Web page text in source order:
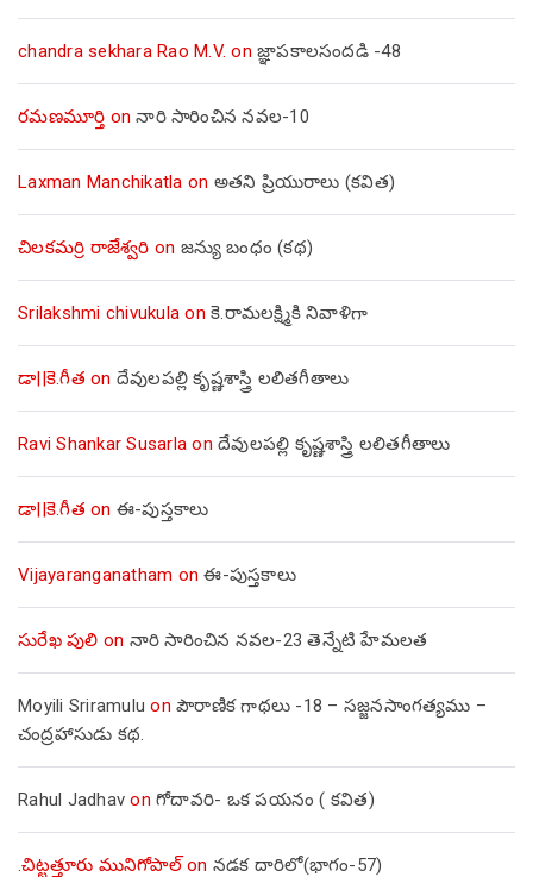
chandra sekhara Rao M.V. on జ్ఞాపకాలసందడి -48
రమణమూర్తి onనారి సారించిన నవల-10
Laxman Manchikatla on అతని ప్రియురాలు (కవిత)
చిలకమర్రి రాజేశ్వరి on జన్యు బంధం (కథ)
Srilakshmi chivukula on కె.రామలక్ష్మికి నివాళిగా
డా||కె.గీత on దేవులపల్లి కృష్ణశాస్త్రి లలితగీతాలు
Ravi Shankar Susarla on దేవులపల్లి కృష్ణశాస్త్రి లలితగీతాలు
డా||కె.గీత on ఈ-పుస్తకాలు
Vijayaranganatham onఈ-పుస్తకాలు
సురేఖ పులి on నారి సారించిన నవల-23 తెన్నేటి హేమలత
Moyili Sriramulu on పౌరాణిక గాథలు -18 – సజ్జనసాంగత్యము –
చంద్రహాసుడు కథ.
Rahul Jadhav on గోదావరి- ఒక పయనం ( కవిత)
.చిట్టత్తూరు మునిగోపాల్on నడక దారిలో(భాగం-57)